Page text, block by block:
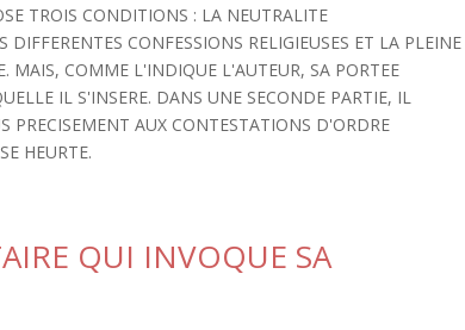
TROIS CONDITIONS : LA NEUTRALITE
CONFESSIONS RELIGIEUSES ET LA PLEINE
MAIS, COMME L'INDIQUE L'AUTEUR, SA PORTEE
IL S'INSERE. DANS UNE SECONDE PARTIE, IL
PRECISEMENT AUX CONTESTATIONS D'ORDRE
HEURTE.
QUI INVOQUE SA